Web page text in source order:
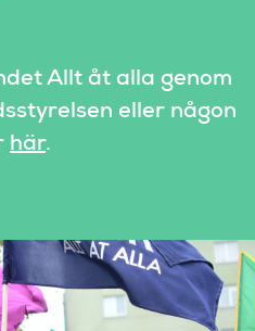
Allt åt alla genom
eller någon
här